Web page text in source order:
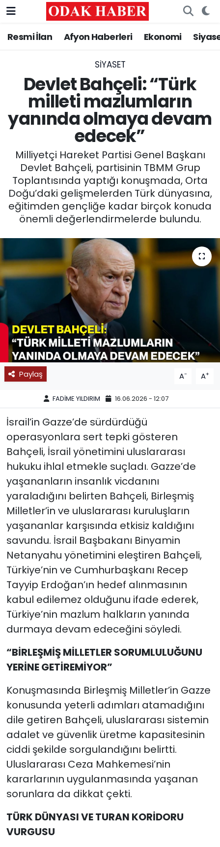
Resmi İlan Afyon Haberleri Ekonomi
SIYASET
Devlet Bahçeli: “Türk
milleti mazlumların
yanında olmaya devam
edecek”
Milliyetçi Hareket Partisi Genel Başkanı
Devlet Bahçeli, partisinin TBMM Grup
Toplantısında yaptığı konuşmada, Orta
Doğu’daki gelişmelerden Türk dünyasına,
eğitimden gençliğe kadar birçok konuda
önemli değerlendirmelerde bulundu.
Paylaş A- A+
FADİME YILDIRIM 16.06.2026 - 12:07
İsrail’in Gazze’de sürdürdüğü
operasyonlara sert tepki gösteren
Bahçeli, İsrail yönetimini uluslararası
hukuku ihlal etmekle suçladı. Gazze’de
yaşananların insanlık vicdanını
yaraladığını belirten Bahçeli, Birleşmiş
Milletler’in ve uluslararası kuruluşların
yaşananlar karşısında etkisiz kaldığını
savundu. İsrail Başbakanı Binyamin
Netanyahu yönetimini eleştiren Bahçeli,
Türkiye’nin ve Cumhurbaşkanı Recep
Tayyip Erdoğan’ın hedef alınmasının
kabul edilemez olduğunu ifade ederek,
Türkiye’nin mazlum halkların yanında
durmaya devam edeceğini söyledi.
“BİRLEŞMİŞ MİLLETLER SORUMLULUĞUNU
YERİNE GETİREMİYOR”
Konuşmasında Birleşmiş Milletler’in Gazze
konusunda yeterli adımları atamadığını
dile getiren Bahçeli, uluslararası sistemin
adalet ve güvenlik üretme kapasitesinin
ciddi şekilde sorgulandığını belirtti.
Uluslararası Ceza Mahkemesi’nin
kararlarının uygulanmasında yaşanan
sorunlara da dikkat çekti.
TÜRK DÜNYASI VE TURAN KORİDORU
VURGUSU
AFYONKARAHİSAR HABERLERİ
ASAYİŞ
GÜNCEL
EĞİTİM
MAGAZİN
SAĞLIK
SPOR
11:11 MANŞET
Nöbetçi Eczaneler
Trafik Durumu
Süper Lig Puan Durumu ve Fikstür
Tüm Manşetler
Son Dakika Haberleri
Haber Arşivi